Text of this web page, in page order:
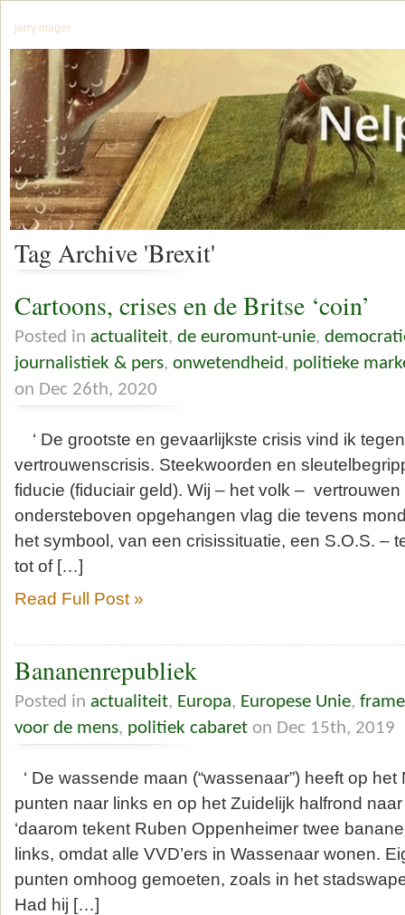
jerry mager
Tag Archive 'Brexit'
Cartoons, crises en de Britse ‘coin’
Posted in actualiteit, de euromunt-unie,
journalistiek & pers, onwetendheid, politieke
on Dec 26th, 2020
‘ De grootste en gevaarlijkste crisis vind ik
vertrouwenscrisis. Steekwoorden en
fiducie (fiduciair geld). Wij – het volk –
ondersteboven opgehangen vlag die tevens
het symbool, van een crisissituatie, een S.O.S. –
tot of […]
Read Full Post »
Bananenrepubliek
Posted in actualiteit, Europa, Europese Unie,
voor de mens, politiek cabaret on Dec 15th, 2019
‘ De wassende maan (“wassenaar”) heeft op
punten naar links en op het Zuidelijk halfrond
‘daarom tekent Ruben Oppenheimer twee
links, omdat alle VVD’ers in Wassenaar wonen.
punten omhoog gemoeten, zoals in het
Had hij […]